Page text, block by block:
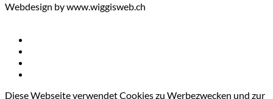
Webdesign by www.wiggisweb.ch
Diese Webseite verwendet Cookies zu Werbezwecken und zur